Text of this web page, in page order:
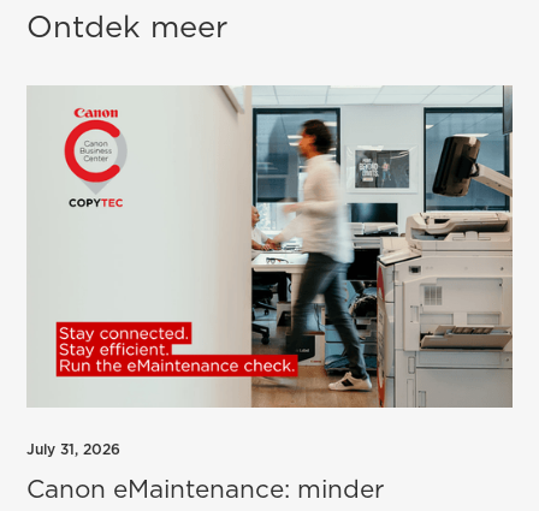
Ontdek meer
July 31, 2026
Canon eMaintenance: minder